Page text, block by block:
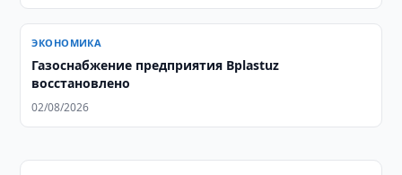
ЭКОНОМИКА
Газоснабжение предприятия Bplastuz
восстановлено
02/08/2026